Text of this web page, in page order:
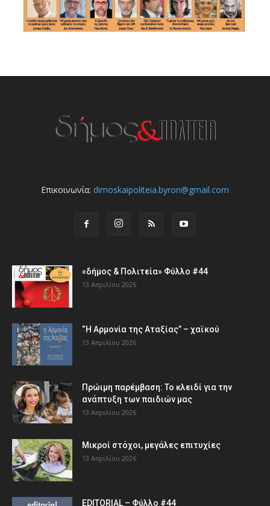
Επικοινωνία: dimoskaipoliteia.byron@gmail.com
«δήμος & Πολιτεία» Φύλλο #44
13 Απριλίου 2026
“Η Αρμονία της Αταξίας” – χαϊκού
13 Απριλίου 2026
Πρώιμη παρέμβαση: Το κλειδί για την
ανάπτυξη των παιδιών µας
13 Απριλίου 2026
Μικροί στόχοι, μεγάλες επιτυχίες
13 Απριλίου 2026
EDITORIAL – Φύλλο #44